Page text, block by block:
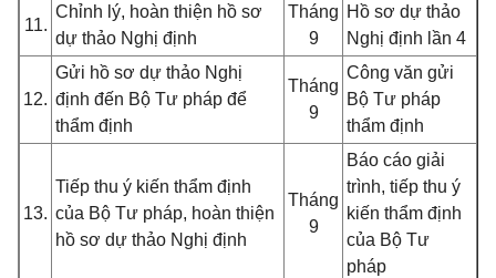
11.
Chỉnh lý, hoàn thiện hồ sơ
dự thảo Nghị định
Tháng
9
Hồ sơ dự thảo
Nghị định lần 4
12.
Gửi hồ sơ dự thảo Nghị
định đến Bộ Tư pháp để
thẩm định
Tháng
9
Công văn gửi
Bộ Tư pháp
thẩm định
13.
Tiếp thu ý kiến thẩm định
của Bộ Tư pháp, hoàn thiện
hồ sơ dự thảo Nghị định
Tháng
9
Báo cáo giải
trình, tiếp thu ý
kiến thẩm định
của Bộ Tư
pháp